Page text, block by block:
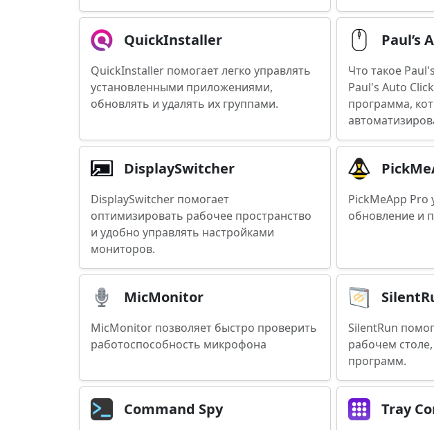
QuickInstaller
QuickInstaller помогает легко управлять
установленными приложениями,
обновлять и удалять их группами.
Paul’s
Что такое
Paul's Auto
программа,
DisplaySwitcher
DisplaySwitcher помогает
оптимизировать рабочее пространство
и удобно управлять настройками
мониторов.
PickMeApp Pro
обновление и
MicMonitor
MicMonitor позволяет быстро проверить
работоспособность микрофона
SilentRun
рабочем
программ.
Command Spy Tray